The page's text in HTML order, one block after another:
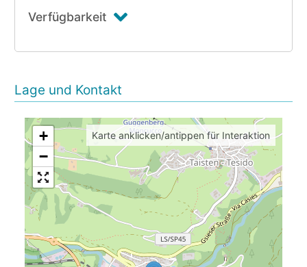
Verfügbarkeit
Lage und Kontakt
+
−
Karte anklicken/antippen für Interaktion